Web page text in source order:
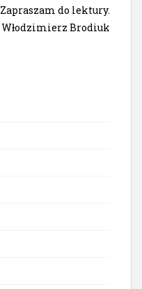
Zapraszam do lektury.
Włodzimierz Brodiuk